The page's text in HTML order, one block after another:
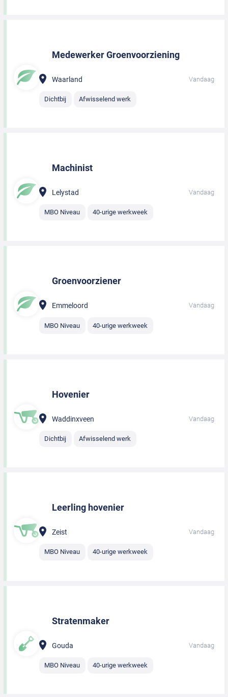
Medewerker Groenvoorziening
Waarland Vandaag
Dichtbij Afwisselend werk
Machinist
Lelystad Vandaag
MBO Niveau 40-urige werkweek
Groenvoorziener
Emmeloord Vandaag
MBO Niveau 40-urige werkweek
Hovenier
Waddinxveen Vandaag
Dichtbij Afwisselend werk
Leerling hovenier
Zeist Vandaag
MBO Niveau 40-urige werkweek
Stratenmaker
Gouda Vandaag
MBO Niveau 40-urige werkweek